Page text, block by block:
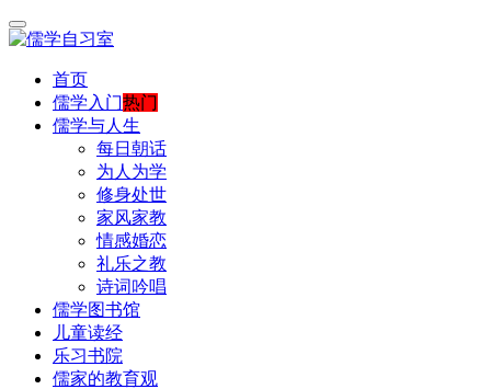
首页
儒学入门热门
儒学与人生
每日朝话
为人为学
修身处世
家风家教
情感婚恋
礼乐之教
诗词吟唱
儒学图书馆
儿童读经
乐习书院
儒家的教育观